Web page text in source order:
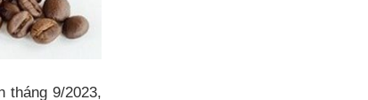
tháng 9/2023,